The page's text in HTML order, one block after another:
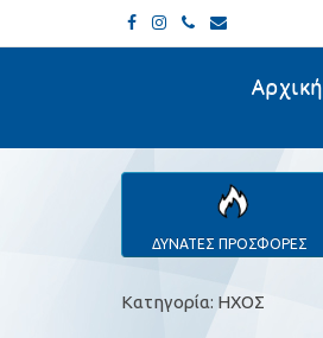
Αρχική
ΔΥΝΑΤΕΣ ΠΡΟΣΦΟΡΕΣ
Κατηγορία: ΗΧΟΣ